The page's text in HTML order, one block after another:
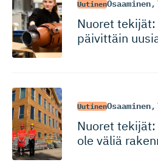
UutinenOsaaminen,
Nuoret tekijät:
päivittäin
UutinenOsaaminen,
Nuoret
ole väliä